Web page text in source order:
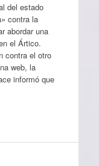
del estado
contra la
abordar una
el Ártico.
contra el otro
web, la
informó que